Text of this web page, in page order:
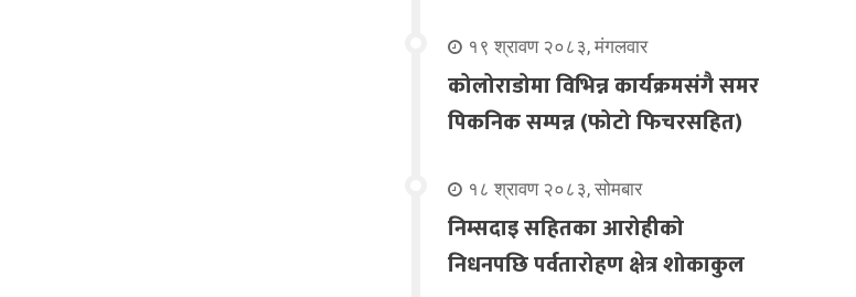
१९ श्रावण २०८३, मंगलवार
कोलोराडोमा विभिन्न कार्यक्रमसंगै समर
पिकनिक सम्पन्न (फोटो फिचरसहित)
१८ श्रावण २०८३, सोमबार
निम्सदाइ सहितका आरोहीको
निधनपछि पर्वतारोहण क्षेत्र शोकाकुल